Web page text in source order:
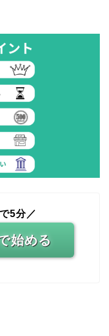
5分／
始める